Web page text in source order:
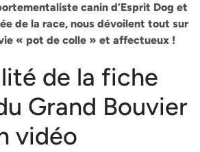
canin d’Esprit Dog et
de la race, nous dévoilent tout sur
« pot de colle » et affectueux !
de la fiche
Grand Bouvier
vidéo